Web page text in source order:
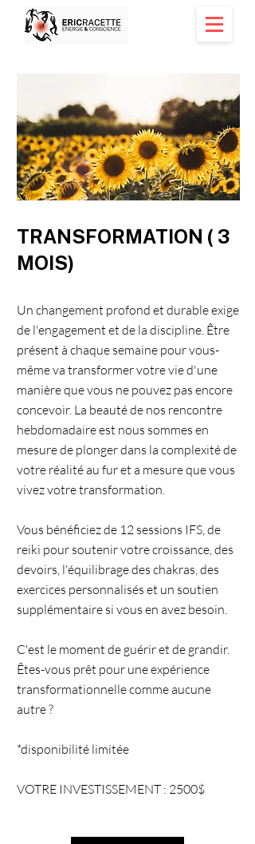
TRANSFORMATION ( 3
MOIS)
Un changement profond et durable exige
de l'engagement et de la discipline. Être
présent à chaque semaine pour vous-
même va transformer votre vie d'une
manière que vous ne pouvez pas encore
concevoir. La beauté de nos rencontre
hebdomadaire est nous sommes en
mesure de plonger dans la complexité de
votre réalité au fur et a mesure que vous
vivez votre transformation.
Vous bénéficiez de 12 sessions IFS, de
reiki pour soutenir votre croissance, des
devoirs, l'équilibrage des chakras, des
exercices personnalisés et un soutien
supplémentaire si vous en avez besoin.
C'est le moment de guérir et de grandir.
Êtes-vous prêt pour une expérience
transformationnelle comme aucune
autre ?
*disponibilité limitée
VOTRE INVESTISSEMENT : 2500$